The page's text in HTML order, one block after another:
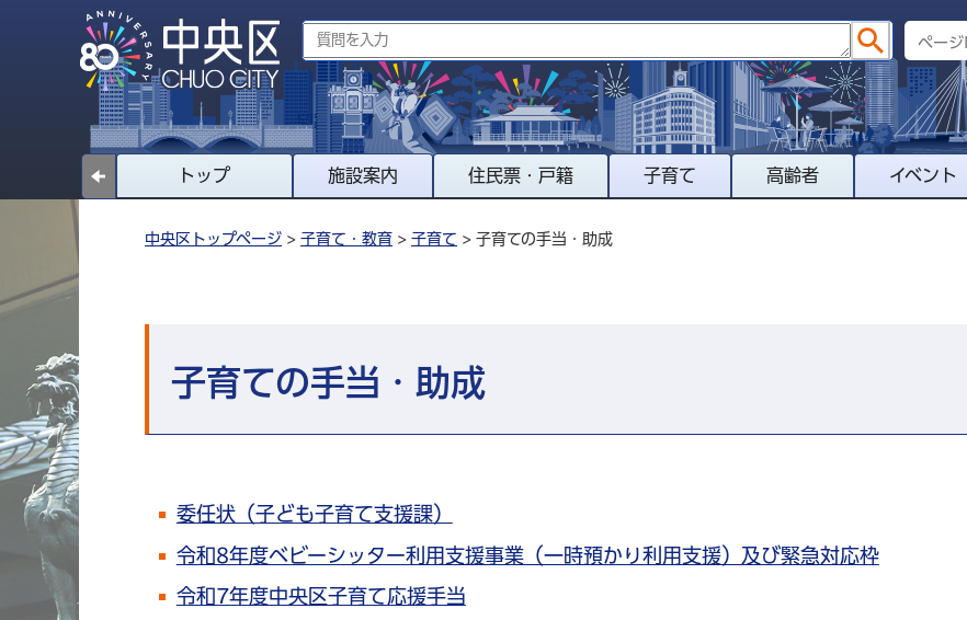
トップ 施設案内 住民票・戸籍 子育て 高齢者 イベント
中央区トップページ > 子育て・教育 > 子育て > 子育ての手当・助成
子育ての手当・助成
委任状（子ども子育て支援課）
令和8年度ベビーシッター利用支援事業（一時預かり利用支援）及び緊急対応枠
令和7年度中央区子育て応援手当